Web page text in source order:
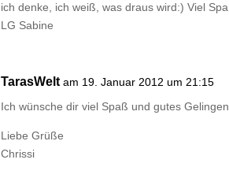
ich denke, ich weiß, was draus wird:) Viel
LG Sabine
TarasWelt am 19. Januar 2012 um 21:15
Ich wünsche dir viel Spaß und gutes Gelingen.
Liebe Grüße
Chrissi